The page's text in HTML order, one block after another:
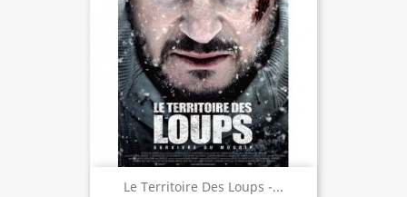
Le Territoire Des Loups -...